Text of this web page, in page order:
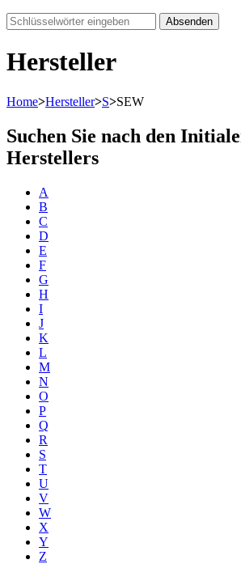
Absenden
Hersteller
Home>Hersteller>S>SEW
Suchen Sie nach den
Herstellers
A
B
C
D
E
F
G
H
I
J
K
L
M
N
O
P
Q
R
S
T
U
V
W
X
Y
Z